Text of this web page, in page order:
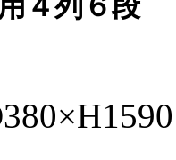
４列６段